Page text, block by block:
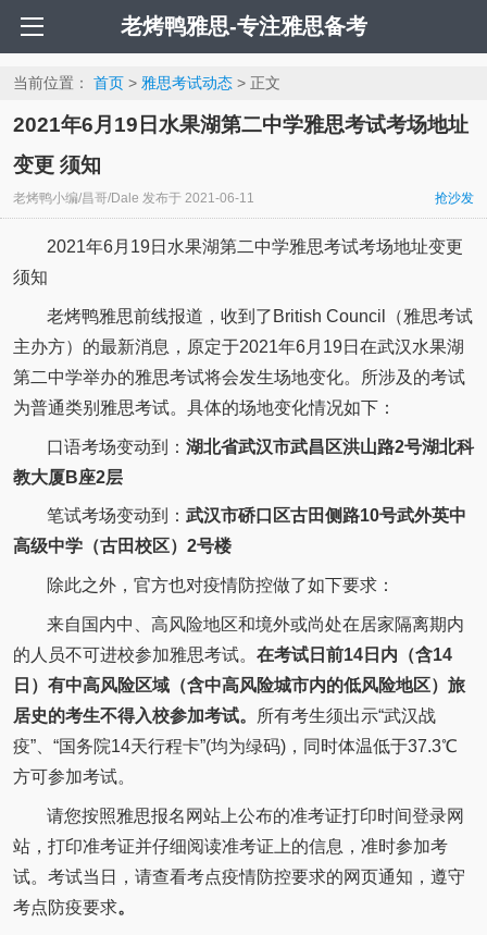
老烤鸭雅思-专注雅思备考
当前位置： 首页> 雅思考试动态> 正文
2021年6月19日水果湖第二中学雅思考试考场地址
变更 须知
老烤鸭小编/昌哥/Dale 发布于 2021-06-11 抢沙发
2021年6月19日水果湖第二中学雅思考试考场地址变更
须知
老烤鸭雅思前线报道，收到了British Council（雅思考试
主办方）的最新消息，原定于2021年6月19日在武汉水果湖
第二中学举办的雅思考试将会发生场地变化。所涉及的考试
为普通类别雅思考试。具体的场地变化情况如下：
口语考场变动到： 湖北省武汉市武昌区洪山路2号湖北科
教大厦B座2层
笔试考场变动到： 武汉市硚口区古田侧路10号武外英中
高级中学（古田校区）2号楼
除此之外，官方也对疫情防控做了如下要求：
来自国内中、高风险地区和境外或尚处在居家隔离期内
的人员不可进校参加雅思考试。 在考试日前14日内（含14
日）有中高风险区域（含中高风险城市内的低风险地区）旅
居史的考生不得入校参加考试。
所有考生须出示“武汉战
疫”、“国务院14天行程卡”(均为绿码)，同时体温低于37.3℃
方可参加考试。
请您按照雅思报名网站上公布的准考证打印时间登录网
站，打印准考证并仔细阅读准考证上的信息，准时参加考
试。考试当日，请查看考点疫情防控要求的网页通知，遵守
考点防疫要求。